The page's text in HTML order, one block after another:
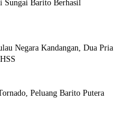
Sungai Barito Berhasil
Negara Kandangan, Dua Pria
Peluang Barito Putera